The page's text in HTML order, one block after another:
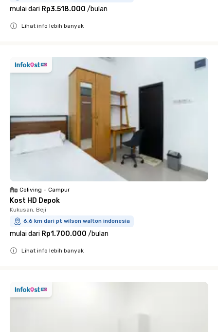
mulai dari Rp3.518.000 /bulan
Lihat info lebih banyak
Coliving • Campur
Kost HD Depok
Kukusan, Beji
6.6 km dari pt wilson walton indonesia
mulai dari Rp1.700.000 /bulan
Lihat info lebih banyak